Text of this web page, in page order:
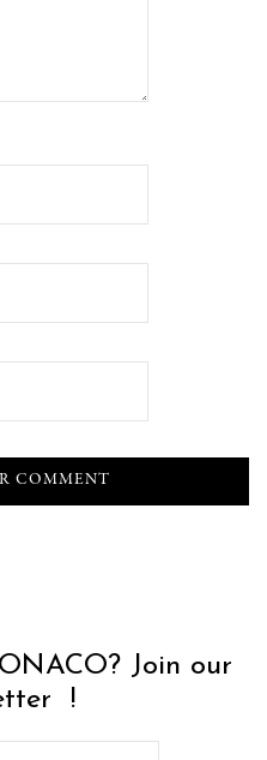
Join our
!